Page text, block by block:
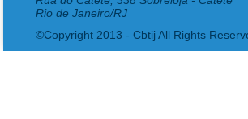
Rio de Janeiro/RJ
©Copyright 2013 - Cbtij All Rights